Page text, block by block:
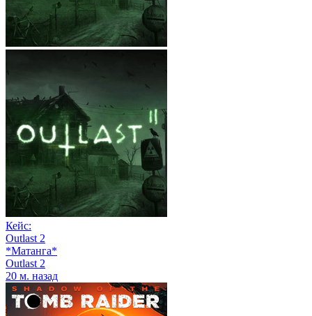
Кейс:
Outlast 2
*Матанга*
Outlast 2
20 м. назад